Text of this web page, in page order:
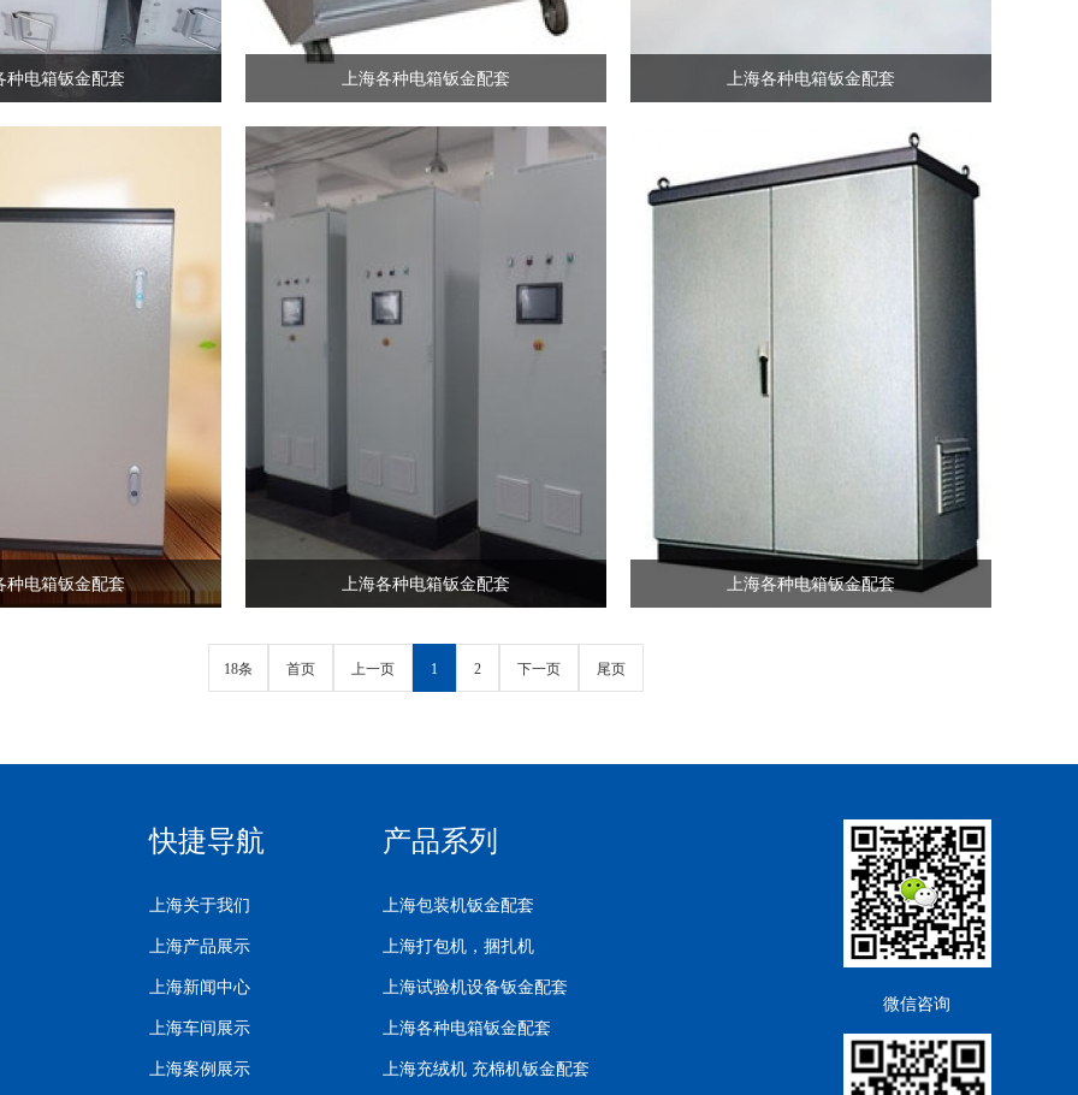
种电箱钣金配套 上海各种电箱钣金配套 上海各种电箱钣金配套
种电箱钣金配套 上海各种电箱钣金配套 上海各种电箱钣金配套
18条 首页 上一页 1 2 下一页 尾页
快捷导航
上海关于我们
上海产品展示
上海新闻中心
上海车间展示
上海案例展示
产品系列
上海包装机钣金配套
上海打包机，捆扎机
上海试验机设备钣金配套
上海各种电箱钣金配套
上海充绒机 充棉机钣金配套
微信咨询